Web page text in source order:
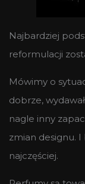
Najbardziej
reformulacji
Mówimy o
dobrze,
nagle inny
zmian designu.
najczęściej.